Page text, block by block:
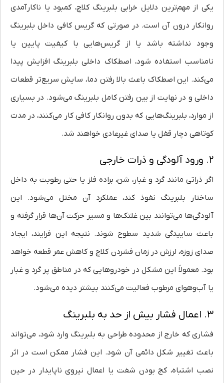
یکی از مهم‌ترین دلایل خرابی بلبرینگ کلاچ، کمبود یا ناکارآمدی
روانکار درون آن است. در صورتی که گریس کافی داخل بلبرینگ
وجود نداشته باشد یا از گریس‌هایی با کیفیت پایین یا
نامناسب استفاده شود، اصطکاک داخلی بلبرینگ افزایش پیدا
می‌کند. این اصطکاک باعث بالا رفتن دما، سایش سریع‌تر قطعات
داخلی و در نهایت از بین رفتن کامل بلبرینگ می‌شود. در بسیاری
از موارد، بلبرینگ‌هایی که بدون روانکار کافی کار می‌کنند، در مدت
کوتاهی دچار قفل یا صدای غیرعادی خواهند شد.
۲. ورود آلودگی و ذرات خارجی
اگر ذراتی مانند گرد و غبار، شن، براده فلز یا حتی رطوبت به داخل
ساختار بلبرینگ نفوذ کند، عملکرد آن مختل می‌شود. این
آلودگی‌ها می‌توانند بین غلتک‌ها و مسیر حرکت آن‌ها قرار گرفته و
باعث ساییدگی شدید سطوح شوند. نتیجه این فرایند، ایجاد
صدای زوزه، لرزش در زمان فشردن کلاچ و کاهش عمر قطعه خواهد
بود. معمولاً این مشکل در خودروهایی که در مناطق پر گرد و غبار
یا آب‌وهوای مرطوب فعالیت می‌کنند بیشتر دیده می‌شود.
۳. اعمال فشار بیش از حد به بلبرینگ
فشاری که خارج از محدوده طراحی به بلبرینگ وارد شود، می‌تواند
باعث تغییر شکل دائمی آن شود. این فشار ممکن است در اثر
نصب اشتباه، کج بودن شفت یا اعمال نیروی ناپایدار در حین